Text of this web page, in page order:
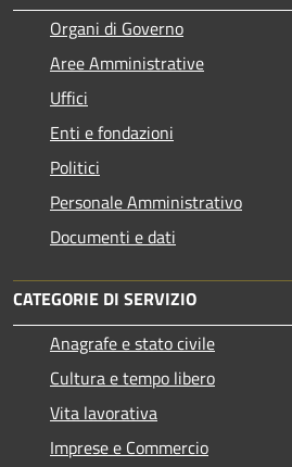
Organi di Governo
Aree Amministrative
Uffici
Enti e fondazioni
Politici
Personale Amministrativo
Documenti e dati
CATEGORIE DI SERVIZIO
Anagrafe e stato civile
Cultura e tempo libero
Vita lavorativa
Imprese e Commercio